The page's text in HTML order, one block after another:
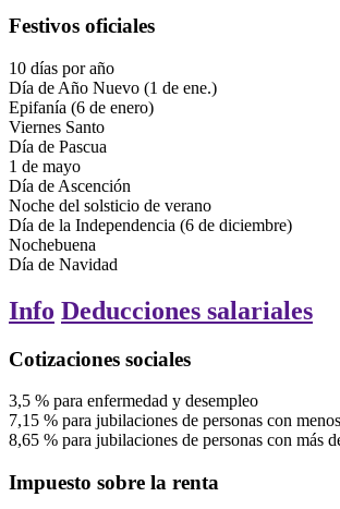
Festivos oficiales
10 días por año
Día de Año Nuevo (1 de ene.)
Epifanía (6 de enero)
Viernes Santo
Día de Pascua
1 de mayo
Día de Ascención
Noche del solsticio de verano
Día de la Independencia (6 de diciembre)
Nochebuena
Día de Navidad
Info Deducciones salariales
Cotizaciones sociales
3,5 % para enfermedad y desempleo
7,15 % para jubilaciones de personas con
8,65 % para jubilaciones de personas con más
Impuesto sobre la renta